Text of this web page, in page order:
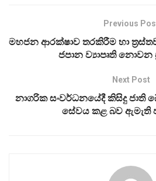
Previous
මහජන ආරක්ෂාව තරකිරීම හා
ජපාන ව්‍යාපෘති නොවන
Next Post
නාගරික සංවර්ධනයේදී කිසිදු ජාති
සේවය කළ බව ඇමැති